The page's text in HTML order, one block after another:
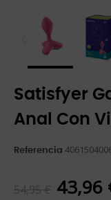
Satisfyer
Anal Con
Referencia
54,95 € 43,96